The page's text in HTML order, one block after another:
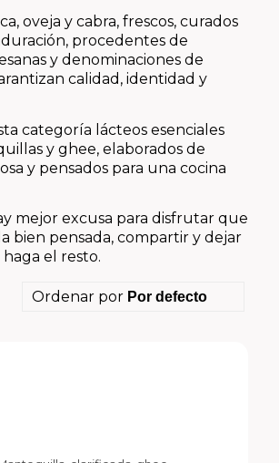
oveja y cabra, frescos, curados
procedentes de
y denominaciones de
calidad, identidad y
categoría lácteos esenciales
y ghee, elaborados de
y pensados para una cocina
mejor excusa para disfrutar que
bien pensada, compartir y dejar
el resto.
Ordenar por Por defecto